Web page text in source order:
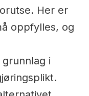
Her er
oppfylles, og
i